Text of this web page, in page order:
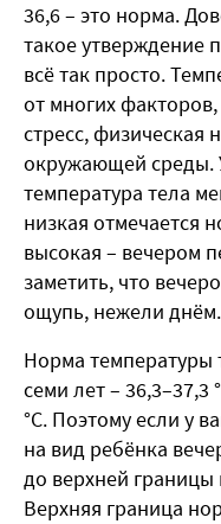
36,6 – это норма.
такое утверждение
всё так просто.
от многих
стресс, физическая
окружающей среды.
температура тела
низкая отмечается
высокая – вечером
заметить, что
ощупь, нежели
Норма температуры
семи лет – 36,3–37,3
°С. Поэтому если у
на вид ребёнка
до верхней
Верхняя граница